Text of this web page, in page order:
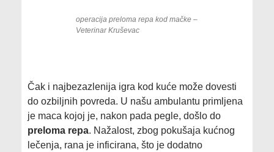
operacija preloma repa kod mačke –
Veterinar Kruševac
Čak i najbezazlenija igra kod kuće može dovesti
do ozbiljnih povreda. U našu ambulantu primljena
je maca kojoj je, nakon pada pegle, došlo do
preloma repa. Nažalost, zbog pokušaja kućnog
lečenja, rana je inficirana, što je dodatno